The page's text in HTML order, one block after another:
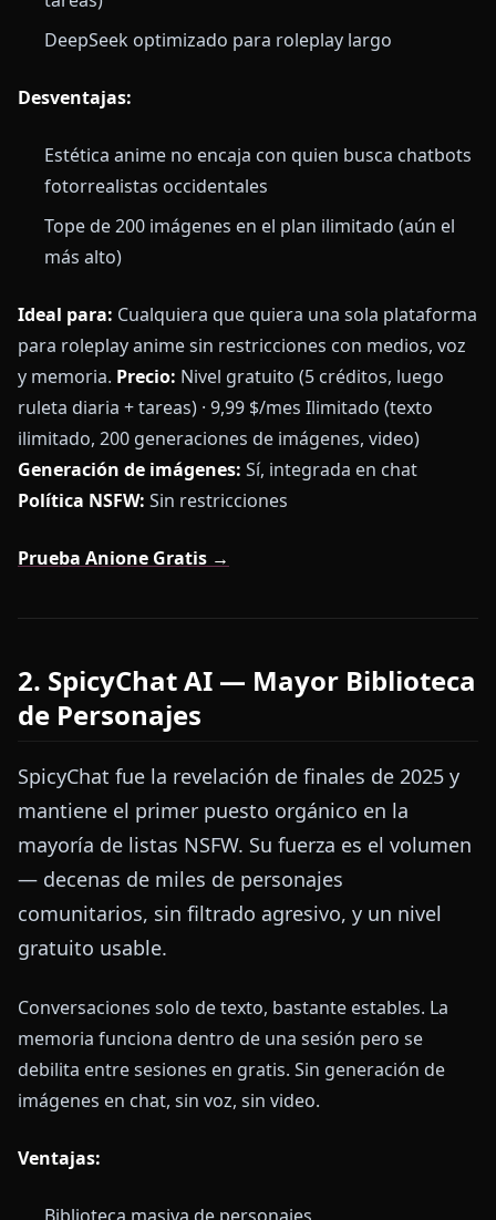
DeepSeek optimizado para roleplay largo
Desventajas:
Estética anime no encaja con quien busca chatbots
fotorrealistas occidentales
Tope de 200 imágenes en el plan ilimitado (aún el
más alto)
Ideal para: Cualquiera que quiera una sola plataforma
para roleplay anime sin restricciones con medios, voz
y memoria. Precio: Nivel gratuito (5 créditos, luego
ruleta diaria + tareas) · 9,99 $/mes Ilimitado (texto
ilimitado, 200 generaciones de imágenes, video)
Generación de imágenes: Sí, integrada en chat
Política NSFW: Sin restricciones
Prueba Anione Gratis →
2. SpicyChat AI — Mayor Biblioteca
de Personajes
SpicyChat fue la revelación de finales de 2025 y
mantiene el primer puesto orgánico en la
mayoría de listas NSFW. Su fuerza es el volumen
— decenas de miles de personajes
comunitarios, sin filtrado agresivo, y un nivel
gratuito usable.
Conversaciones solo de texto, bastante estables. La
memoria funciona dentro de una sesión pero se
debilita entre sesiones en gratis. Sin generación de
imágenes en chat, sin voz, sin video.
Ventajas: